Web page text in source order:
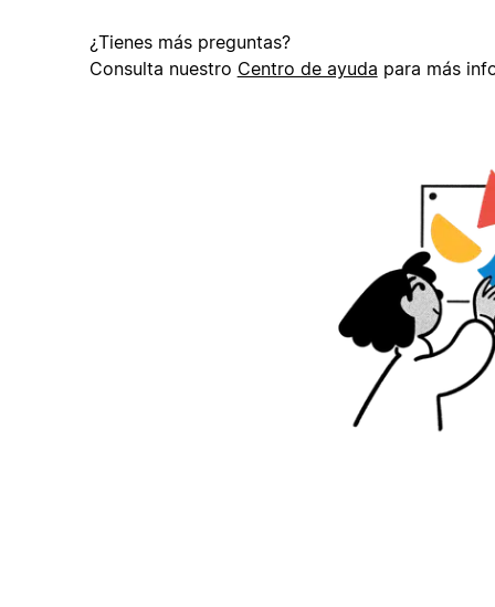
¿Tienes más preguntas?
Consulta nuestro Centro de ayuda para más